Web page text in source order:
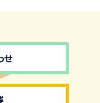
せ